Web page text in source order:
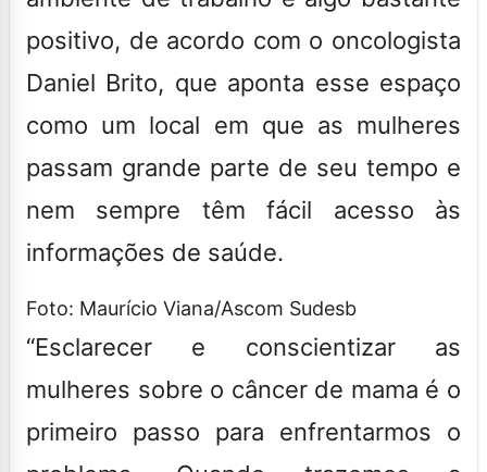
positivo, de acordo com o oncologista
Daniel Brito, que aponta esse espaço
como um local em que as mulheres
passam grande parte de seu tempo e
nem sempre têm fácil acesso às
informações de saúde.
Foto: Maurício Viana/Ascom Sudesb
“Esclarecer e conscientizar as
mulheres sobre o câncer de mama é o
primeiro passo para enfrentarmos o